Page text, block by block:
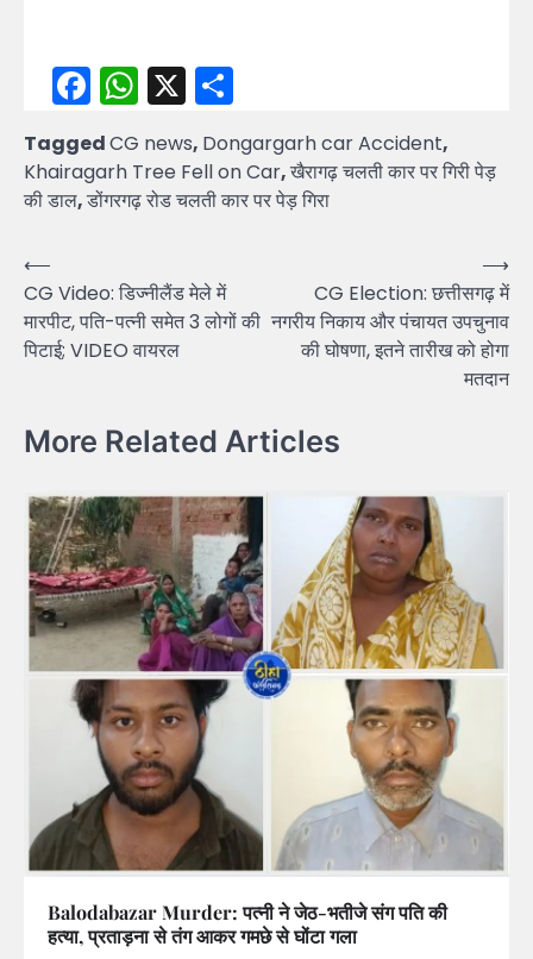
Facebook
WhatsApp
X
TaggedCG news, Dongargarh car Accident,
Khairagarh Tree Fell on Car,खैरागढ़ चलती कार पर गिरी पेड़
की डाल,डोंगरगढ़ रोड चलती कार पर पेड़ गिरा
Post
navigation
⟵
CG Video: डिज्नीलैंड मेले में
मारपीट, पति-पत्नी समेत 3 लोगों की
पिटाई; VIDEO वायरल
CG Election: छत्तीसगढ़ में
नगरीय निकाय और पंचायत उपचुनाव
की घोषणा, इतने तारीख को होगा
मतदान
⟶
More Related Articles
Balodabazar Murder: पत्नी ने जेठ-भतीजे संग पति की
हत्या, प्रताड़ना से तंग आकर गमछे से घोंटा गला